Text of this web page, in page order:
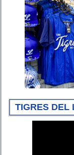
TIGRES DEL